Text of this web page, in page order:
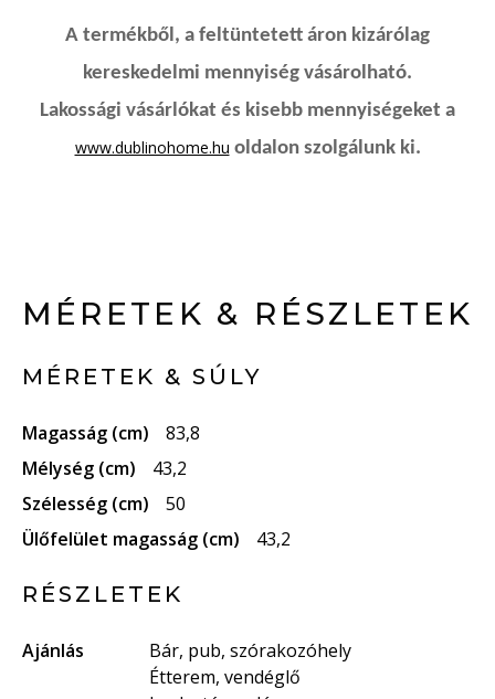
A termékből, a feltüntetett áron kizárólag
kereskedelmi mennyiség vásárolható.
Lakossági vásárlókat és kisebb mennyiségeket a
www.dublinohome.hu oldalon szolgálunk ki.
MÉRETEK & RÉSZLETEK
MÉRETEK & SÚLY
Magasság (cm)
83,8
Mélység (cm)
43,2
Szélesség (cm)
50
Ülőfelület magasság (cm)
43,2
RÉSZLETEK
Ajánlás
Bár, pub, szórakozóhely
Étterem, vendéglő